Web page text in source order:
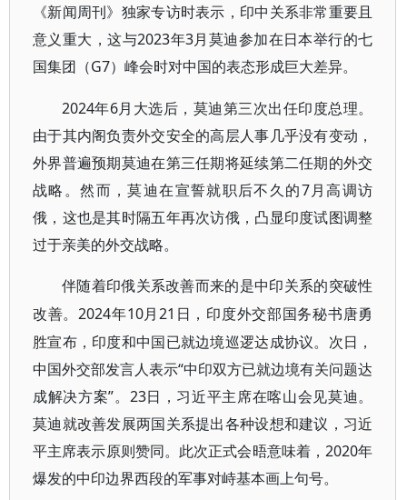
《新闻周刊》独家专访时表示，印中关系非常重要且
意义重大，这与2023年3月莫迪参加在日本举行的七
国集团（G7）峰会时对中国的表态形成巨大差异。
2024年6月大选后，莫迪第三次出任印度总理。
由于其内阁负责外交安全的高层人事几乎没有变动，
外界普遍预期莫迪在第三任期将延续第二任期的外交
战略。然而，莫迪在宣誓就职后不久的7月高调访
俄，这也是其时隔五年再次访俄，凸显印度试图调整
过于亲美的外交战略。
伴随着印俄关系改善而来的是中印关系的突破性
改善。 2024年10月21日，印度外交部国务秘书唐勇
胜宣布，印度和中国已就边境巡逻达成协议。次日，
中国外交部发言人表示“中印双方已就边境有关问题达
成解决方案”。23日，习近平主席在喀山会见莫迪。
莫迪就改善发展两国关系提出各种设想和建议，习近
平主席表示原则赞同。此次正式会晤意味着，2020年
爆发的中印边界西段的军事对峙基本画上句号。